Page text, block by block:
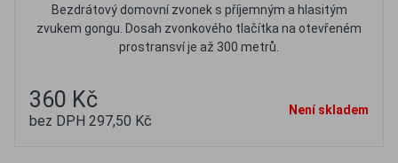
Bezdrátový domovní zvonek s příjemným a hlasitým
zvukem gongu. Dosah zvonkového tlačítka na otevřeném
prostransví je až 300 metrů.
360 Kč
bez DPH 297,50 Kč
Není skladem